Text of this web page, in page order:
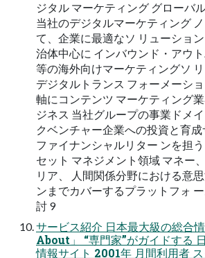
ジタル マーケティング グローバ
当社のデジタルマーケティング
て、企業に最適なソ リューショ
治体中心に インバウンド・アウ
等の海外向けマーケティングソ
デジタルトランス フォーメーシ
軸にコンテンツ マーケティング
ジネス 当社グループの事業ドメ
クベンチャー企業への投資と育成
ファイナンシャルリター ンを担
セット マネジメント領域 マネー
リア、 人間関係分野における意
ンまでカバーするプラットフォ
討 9
サービス紹介 日本最大級の総合
About」 “専門家”がガイドする
情報サイト 2001年 月間利用者